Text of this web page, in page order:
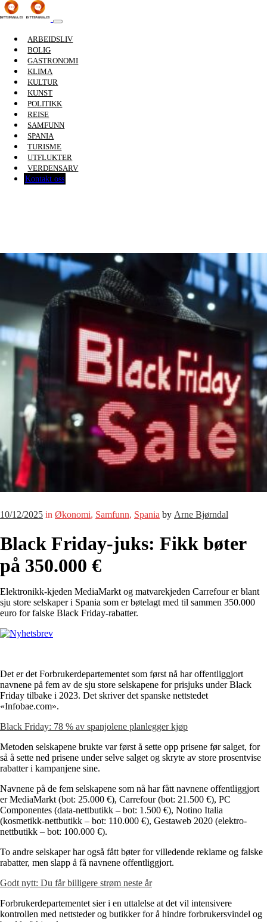
ARBEIDSLIV
BOLIG
GASTRONOMI
KLIMA
KULTUR
KUNST
POLITIKK
REISE
SAMFUNN
SPANIA
TURISME
UTFLUKTER
VERDENSARV
Kontakt oss
10/12/2025 in Økonomi, Samfunn, Spania by Arne Bjørndal
Black Friday-juks: Fikk bøter
på 350.000 €
Elektronikk-kjeden MediaMarkt og matvarekjeden Carrefour er blant
sju store selskaper i Spania som er bøtelagt med til sammen 350.000
euro for falske Black Friday-rabatter.
Det er det Forbrukerdepartementet som først nå har offentliggjort
navnene på fem av de sju store selskapene for prisjuks under Black
Friday tilbake i 2023. Det skriver det spanske nettstedet
«Infobae.com».
Black Friday: 78 % av spanjolene planlegger kjøp
Metoden selskapene brukte var først å sette opp prisene før salget, for
så å sette ned prisene under selve salget og skryte av store prosentvise
rabatter i kampanjene sine.
Navnene på de fem selskapene som nå har fått navnene offentliggjort
er MediaMarkt (bot: 25.000 €), Carrefour (bot: 21.500 €), PC
Componentes (data-nettbutikk – bot: 1.500 €), Notino Italia
(kosmetikk-nettbutikk – bot: 110.000 €), Gestaweb 2020 (elektro-
nettbutikk – bot: 100.000 €).
To andre selskaper har også fått bøter for villedende reklame og falske
rabatter, men slapp å få navnene offentliggjort.
Godt nytt: Du får billigere strøm neste år
Forbrukerdepartementet sier i en uttalelse at det vil intensivere
kontrollen med nettsteder og butikker for å hindre forbrukersvindel og